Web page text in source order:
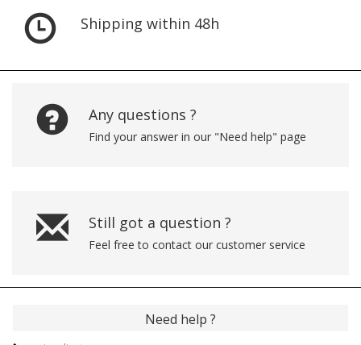
Shipping within 48h
Any questions ?
Find your answer in our "Need help" page
Still got a question ?
Feel free to contact our customer service
Need help ?